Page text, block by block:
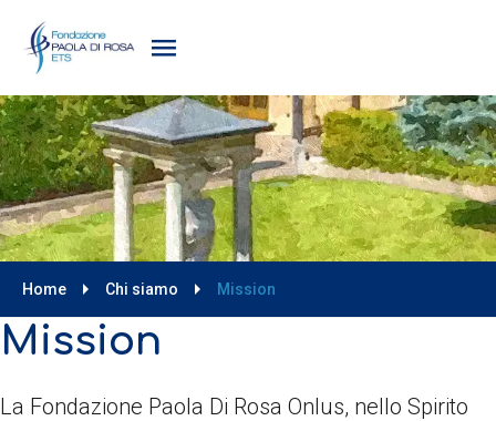
Home Chi siamo Mission
Mission
La Fondazione Paola Di Rosa Onlus, nello Spirito